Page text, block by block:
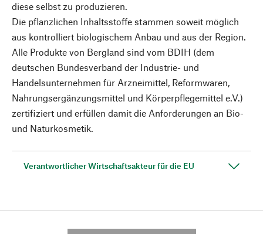
diese selbst zu produzieren.
Die pflanzlichen Inhaltsstoffe stammen soweit möglich
aus kontrolliert biologischem Anbau und aus der Region.
Alle Produkte von Bergland sind vom BDIH (dem
deutschen Bundesverband der Industrie- und
Handelsunternehmen für Arzneimittel, Reformwaren,
Nahrungsergänzungsmittel und Körperpflegemittel e.V.)
zertifiziert und erfüllen damit die Anforderungen an Bio-
und Naturkosmetik.
Verantwortlicher Wirtschaftsakteur für die EU